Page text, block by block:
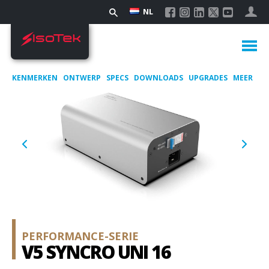
NL
KENMERKEN ONTWERP SPECS DOWNLOADS UPGRADES MEER
PERFORMANCE-SERIE
V5 SYNCRO UNI 16